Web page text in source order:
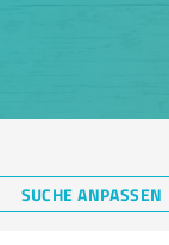
SUCHE ANPASSEN